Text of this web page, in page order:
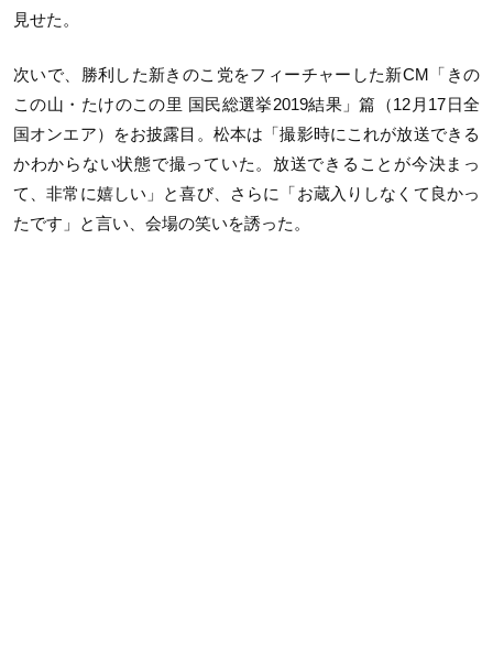
見せた。
次いで、勝利した新きのこ党をフィーチャーした新CM「きの
この山・たけのこの里 国民総選挙2019結果」篇（12月17日全
国オンエア）をお披露目。松本は「撮影時にこれが放送できる
かわからない状態で撮っていた。放送できることが今決まっ
て、非常に嬉しい」と喜び、さらに「お蔵入りしなくて良かっ
たです」と言い、会場の笑いを誘った。